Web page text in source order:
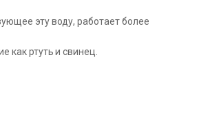
эту воду, работает более
как ртуть и свинец.